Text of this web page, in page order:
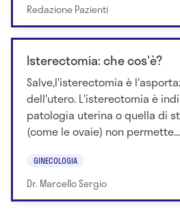
Redazione Pazienti
Isterectomia: che cos'è?
Salve,l'isterectomia è
dell'utero. L'isterectomia è
patologia uterina o quella di
(come le ovaie) non permette...
GINECOLOGIA
Dr. Marcello Sergio